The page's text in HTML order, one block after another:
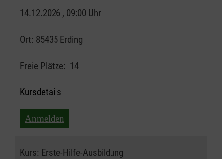
14.12.2026 , 09:00 Uhr
Ort: 85435 Erding
Freie Plätze: 14
Kursdetails
Anmelden
Kurs: Erste-Hilfe-Ausbildung